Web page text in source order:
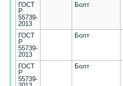
ГОСТ
Р
55739-
2013
Болт
ГОСТ
Р
55739-
2013
Болт
ГОСТ
Р
55739-
Болт